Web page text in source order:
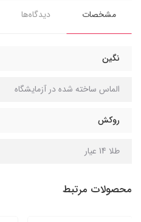
مشخصات دیدگاه‌ها
نگین
الماس ساخته شده در آزمایشگاه
روکش
طلا 14 عیار
محصولات مرتبط